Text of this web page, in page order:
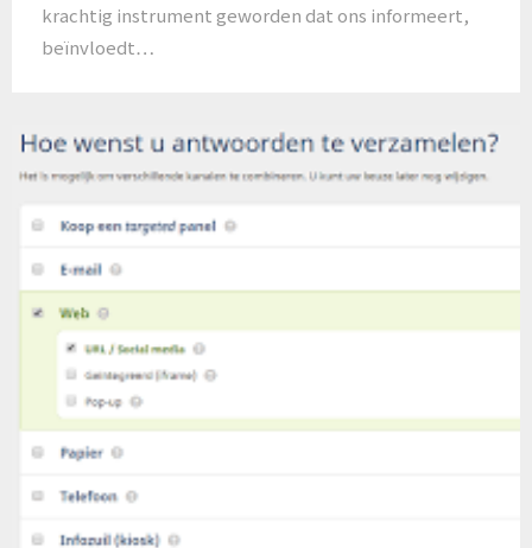
krachtig instrument geworden dat ons informeert,
beïnvloedt…